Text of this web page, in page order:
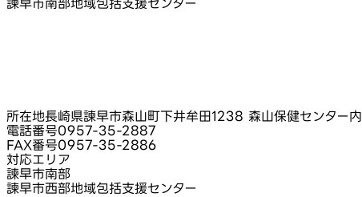
諫早市南部地域包括支援センター
所在地長崎県諫早市森山町下井牟田1238 森山保健センター内
電話番号0957-35-2887
FAX番号0957-35-2886
対応エリア
諫早市南部
諫早市西部地域包括支援センター